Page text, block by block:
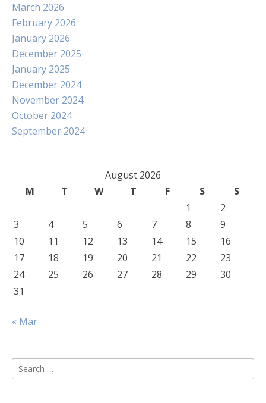
March 2026
February 2026
January 2026
December 2025
January 2025
December 2024
November 2024
October 2024
September 2024
August 2026
M
T W T F S
S
1
2
3
4 5 6 7 8
9
10
11 12 13 14 15
16
17
18 19 20 21 22
23
24
25 26 27 28 29
30
31
« Mar
Search
for: